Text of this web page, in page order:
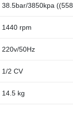
38.5bar/3850kpa
1440 rpm
220v/50Hz
1/2 CV
14.5 kg